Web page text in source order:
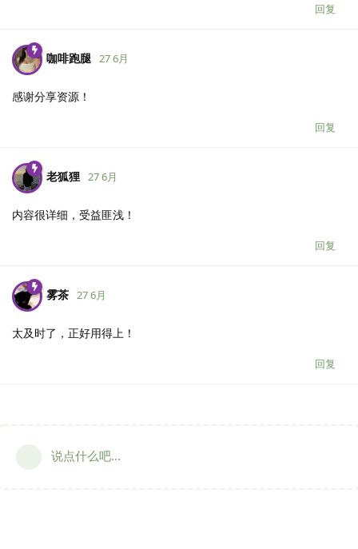
回复
咖啡跑腿 27 6月
感谢分享资源！
回复
老狐狸 27 6月
内容很详细，受益匪浅！
回复
雾茶 27 6月
太及时了，正好用得上！
回复
说点什么吧...